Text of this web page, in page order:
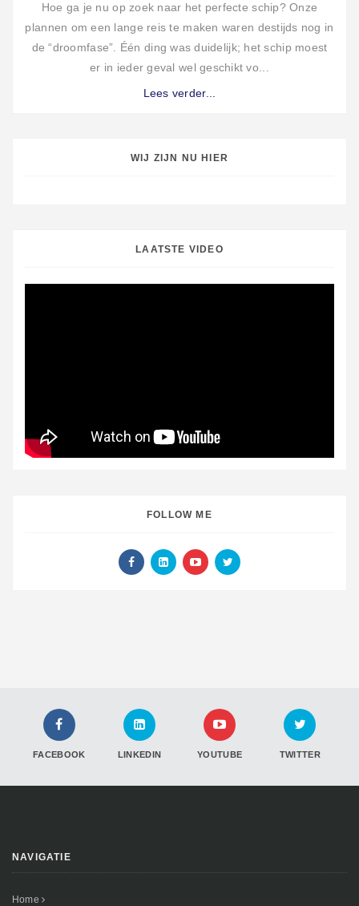
Hoe ga je nu op zoek naar het perfecte schip? Onze
plannen om een lange reis te maken waren destijds nog in
de “droomfase”. Één ding was duidelijk; het schip moest
er in ieder geval wel geschikt vo...
Lees verder...
WIJ ZIJN NU HIER
LAATSTE VIDEO
FOLLOW ME
FACEBOOK LINKEDIN YOUTUBE TWITTER
NAVIGATIE
Home